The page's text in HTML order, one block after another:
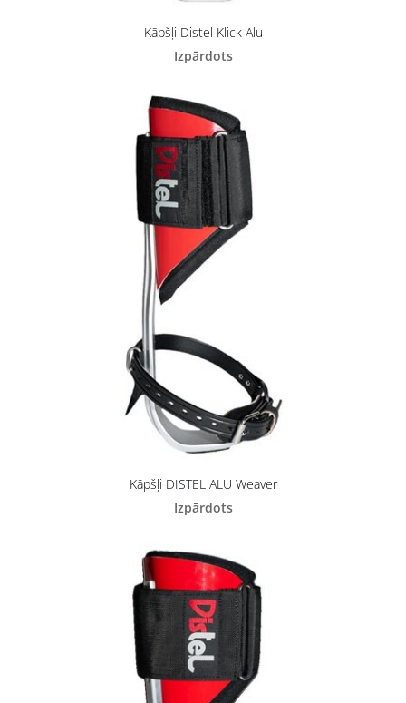
Kāpšļi Distel Klick Alu
Izpārdots
Kāpšļi DISTEL ALU Weaver
Izpārdots